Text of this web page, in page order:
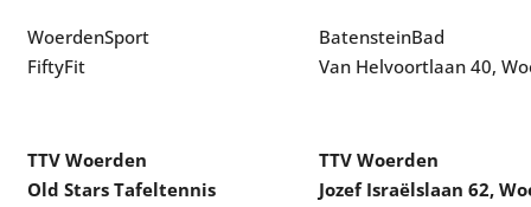
WoerdenSport
FiftyFit
BatensteinBad
Van Helvoortlaan 40,
TTV Woerden
Old Stars Tafeltennis
TTV Woerden
Jozef Israëlslaan 62,